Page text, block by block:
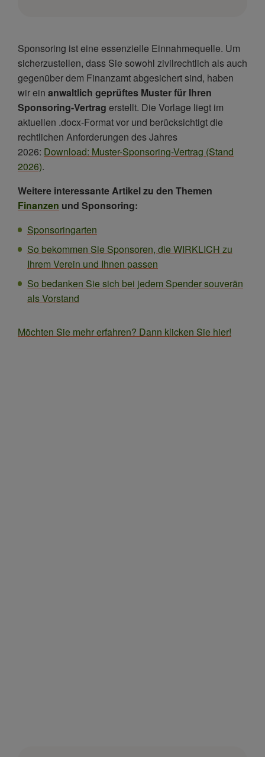
Sponsoring ist eine essenzielle Einnahmequelle. Um
sicherzustellen, dass Sie sowohl zivilrechtlich als auch
gegenüber dem Finanzamt abgesichert sind, haben
wir ein anwaltlich geprüftes Muster für Ihren
Sponsoring-Vertrag erstellt. Die Vorlage liegt im
aktuellen .docx-Format vor und berücksichtigt die
rechtlichen Anforderungen des Jahres
2026: Download: Muster-Sponsoring-Vertrag (Stand
2026).
Weitere interessante Artikel zu den Themen
Finanzen und Sponsoring:
Sponsoringarten
So bekommen Sie Sponsoren, die WIRKLICH zu
Ihrem Verein und Ihnen passen
So bedanken Sie sich bei jedem Spender souverän
als Vorstand
Möchten Sie mehr erfahren? Dann klicken Sie hier!